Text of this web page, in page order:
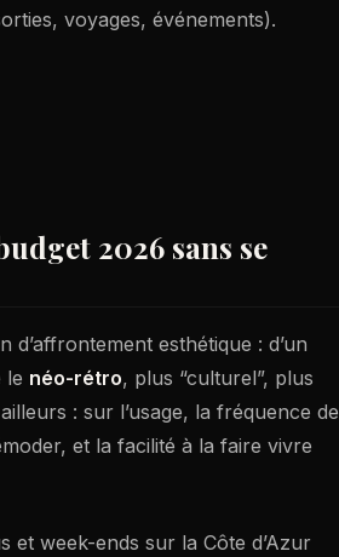
voyages, événements).
2026 sans se
esthétique : d’un
le néo-rétro, plus “culturel”, plus
: sur l’usage, la fréquence de
et la facilité à la faire vivre
et week-ends sur la Côte d’Azur